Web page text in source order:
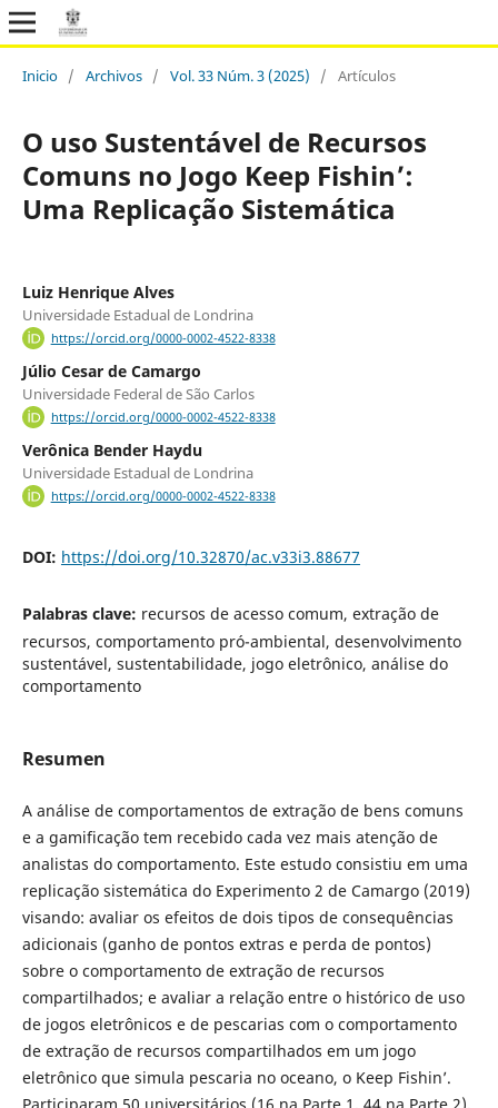
Inicio / Archivos / Vol. 33 Núm. 3 (2025) / Artículos
O uso Sustentável de Recursos
Comuns no Jogo Keep Fishin’:
Uma Replicação Sistemática
Luiz Henrique Alves
Universidade Estadual de Londrina
https://orcid.org/0000-0002-4522-8338
Júlio Cesar de Camargo
Universidade Federal de São Carlos
https://orcid.org/0000-0002-4522-8338
Verônica Bender Haydu
Universidade Estadual de Londrina
https://orcid.org/0000-0002-4522-8338
DOI: https://doi.org/10.32870/ac.v33i3.88677
Palabras clave: recursos de acesso comum, extração de
recursos, comportamento pró-ambiental, desenvolvimento
sustentável, sustentabilidade, jogo eletrônico, análise do
comportamento
Resumen
A análise de comportamentos de extração de bens comuns
e a gamificação tem recebido cada vez mais atenção de
analistas do comportamento. Este estudo consistiu em uma
replicação sistemática do Experimento 2 de Camargo (2019)
visando: avaliar os efeitos de dois tipos de consequências
adicionais (ganho de pontos extras e perda de pontos)
sobre o comportamento de extração de recursos
compartilhados; e avaliar a relação entre o histórico de uso
de jogos eletrônicos e de pescarias com o comportamento
de extração de recursos compartilhados em um jogo
eletrônico que simula pescaria no oceano, o Keep Fishin’.
Participaram 50 universitários (16 na Parte 1, 44 na Parte 2),